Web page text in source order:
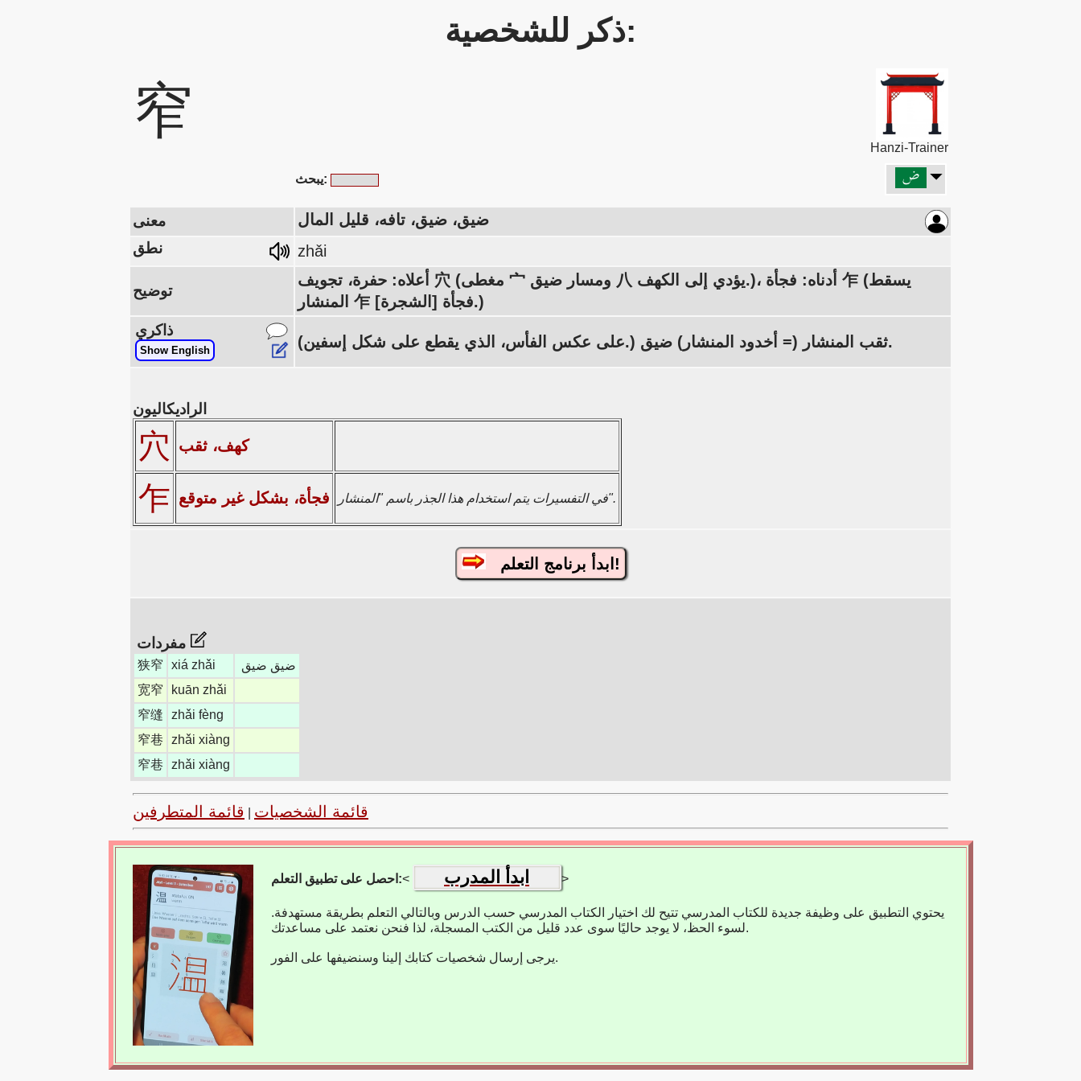
ذكر للشخصية:
窄
Hanzi-Trainer
يبحث:
معنى ضيق، ضيق، تافه، قليل المال
نطق zhǎi
توضيح
أعلاه: حفرة، تجويف 穴 (مغطى 宀 ومسار ضيق 八 يؤدي إلى الكهف.)، أدناه: فجأة 乍 (يسقط
المنشار 乍 [الشجرة] فجأة.)
ذاكري
Show English (على عكس الفأس، الذي يقطع على شكل إسفين.) ثقب المنشار (= أخدود المنشار) ضيق.
الراديكاليون
穴 كهف، ثقب
乍 فجأة، بشكل غير متوقع في التفسيرات يتم استخدام هذا الجذر باسم "المنشار".
ابدأ برنامج التعلم!
狭窄 xiá zhǎi
ضيق ضيق
宽窄
kuān zhǎi
窄缝
zhǎi fèng
窄巷
zhǎi xiàng
窄巷
zhǎi xiàng
قائمة الشخصيات قائمة المتطرفين
احصل على تطبيق التعلم:< ابدأ المدرب >
يحتوي التطبيق على وظيفة جديدة للكتاب المدرسي تتيح لك اختيار الكتاب المدرسي حسب الدرس وبالتالي التعلم بطريقة مستهدفة.
لسوء الحظ، لا يوجد حاليًا سوى عدد قليل من الكتب المسجلة، لذا فنحن نعتمد على مساعدتك.
يرجى إرسال شخصيات كتابك إلينا وسنضيفها على الفور.